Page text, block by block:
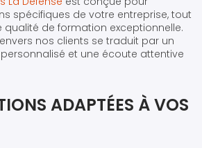
spécifiques de votre entreprise, tout
de formation exceptionnelle.
nos clients se traduit par un
et une écoute attentive
ADAPTÉES À VOS